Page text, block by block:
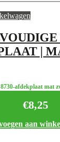
|
8730-afdekplaat mat
€8,25
aan